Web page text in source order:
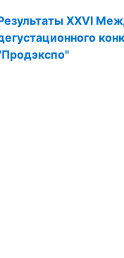
XXVI